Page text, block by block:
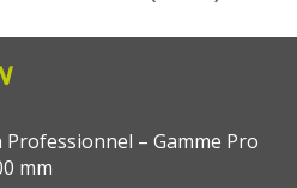
– Gamme Pro
mm